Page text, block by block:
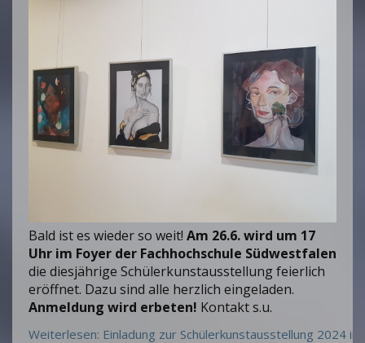
Bald ist es wieder so weit! Am 26.6. wird um 17
Uhr im Foyer der Fachhochschule Südwestfalen
die diesjährige Schülerkunstausstellung feierlich
eröffnet. Dazu sind alle herzlich eingeladen.
Anmeldung wird erbeten! Kontakt s.u.
Weiterlesen: Einladung zur Schülerkunstausstellung 2024 in